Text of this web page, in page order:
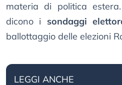
materia di politica
dicono i sondaggi
ballottaggio delle elezioni
LEGGI ANCHE